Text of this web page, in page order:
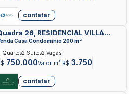
contatar
26, RESIDENCIAL VILLA
CIDADE OCIDENTAL
Casa Condominio 200 m²
750.000Valor m² R$ 3.750
Quartos2 Suítes2 Vagas
contatar